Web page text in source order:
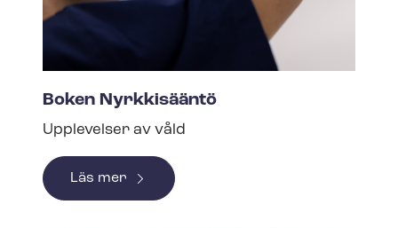
Boken Nyrkkisääntö
Upplevelser av våld
Läs mer